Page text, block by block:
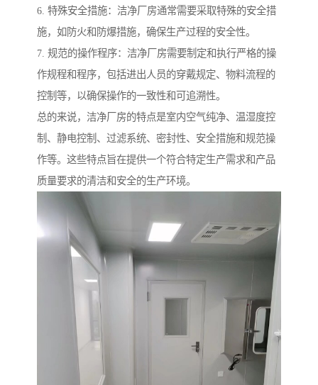
6. 特殊安全措施：洁净厂房通常需要采取特殊的安全措
施，如防火和防爆措施，确保生产过程的安全性。
7. 规范的操作程序：洁净厂房需要制定和执行严格的操
作规程和程序，包括进出人员的穿戴规定、物料流程的
控制等，以确保操作的一致性和可追溯性。
总的来说，洁净厂房的特点是室内空气纯净、温湿度控
制、静电控制、过滤系统、密封性、安全措施和规范操
作等。这些特点旨在提供一个符合特定生产需求和产品
质量要求的清洁和安全的生产环境。